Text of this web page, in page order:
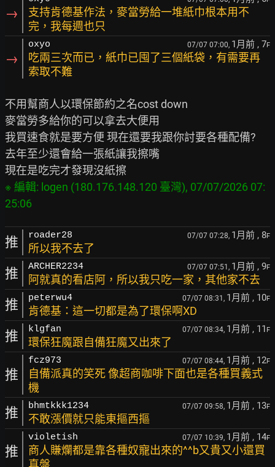
→
支持肯德基作法，麥當勞給一堆紙巾根本用不
完，我每週也只
→
oxyo 07/07 07:00, 1月前 , 7F
吃兩三次而已，紙巾已囤了三個紙袋，有需要再
索取不難
不用幫商人以環保節約之名cost down
麥當勞多給你的可以拿去大便用
我買速食就是要方便 現在還要我跟你討要各種配備?
去年至少還會給一張紙讓我擦嘴
※ 編輯: logen (180.176.148.120 臺灣), 07/07/2026 07:
推 roader28 07/07 07:28, 1月前 , 8F
所以我不去了
推 ARCHER2234 07/07 07:51, 1月前 , 9F
阿就真的看店阿，所以我只吃一家，其他家不去
推 peterwu4 07/07 08:31, 1月前 , 10F
肯德基：這一切都是為了環保啊XD
推 klgfan 07/07 08:34, 1月前 , 11 F
環保狂魔跟自備狂魔又出來了
推
fcz973 07/07 08:44, 1月前 , 12F
自備派真的笑死 像超商咖啡下面也是各種買義式
機
推 bhmtkkk1234 07/07 09:58, 1月前 , 13F
不敢漲價就只能東摳西摳
推
violetish 07/07 10:39, 1月前 , 14F
商人賺爛都是靠各種奴寵出來的^^b又貴又小還買
真盤